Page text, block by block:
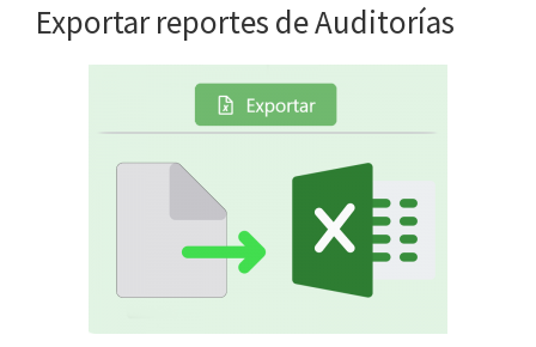
chatean!
Exportar reportes de Auditorías